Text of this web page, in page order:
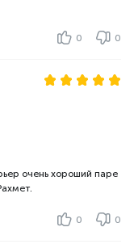
0 0
очень хороший паре
0 0